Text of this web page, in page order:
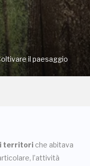
il paesaggio
i territori che abitava
l’attività